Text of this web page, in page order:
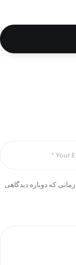
که دوباره دیدگاهی